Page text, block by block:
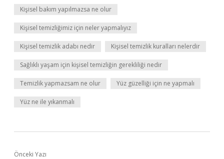
Kişisel bakım yapılmazsa ne olur
Kişisel temizliğimiz için neler yapmalıyız
Kişisel temizlik adabı nedir Kişisel temizlik kuralları nelerdir
Sağlıklı yaşam için kişisel temizliğin gerekliliği nedir
Temizlik yapmazsam ne olur Yüz güzelliği için ne yapmalı
Yüz ne ile yıkanmalı
Önceki Yazı